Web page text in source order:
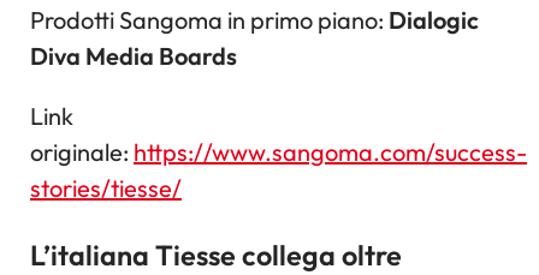
Prodotti Sangoma in primo piano: Dialogic
Diva Media Boards
Link
originale: https://www.sangoma.com/success-
stories/tiesse/
L’italiana Tiesse collega oltre